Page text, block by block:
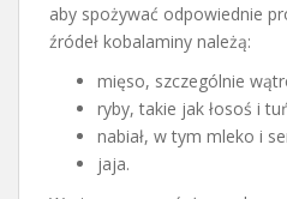
aby spożywać odpowiednie
źródeł kobalaminy należą:
mięso, szczególnie
ryby, takie jak łosoś i
nabiał, w tym mleko i
jaja.